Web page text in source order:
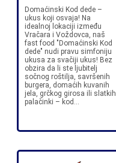
Domaćinski Kod dede –
ukus koji osvaja! Na
idealnoj lokaciji između
Vračara i Voždovca, naš
fast food "Domaćinski Kod
dede" nudi pravu simfoniju
ukusa za svačiji ukus! Bez
obzira da li ste ljubitelj
sočnog roštilja, savršenih
burgera, domaćih kuvanih
jela, grčkog girosa ili slatkih
palačinki – kod...